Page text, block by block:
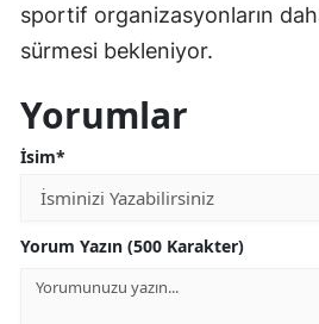
sportif organizasyonların
sürmesi bekleniyor.
Yorumlar
İsim*
Yorum Yazın (500 Karakter)